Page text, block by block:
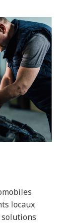
locaux
solutions